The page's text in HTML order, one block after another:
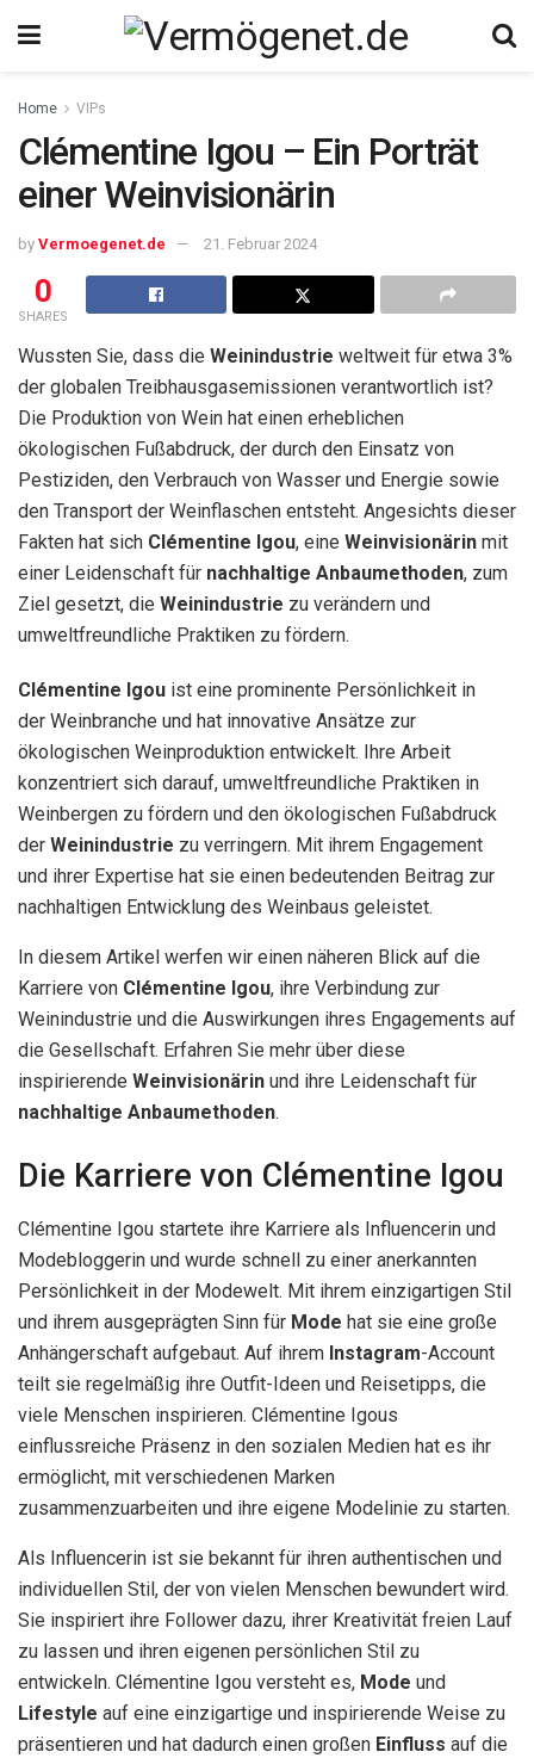
Home VIPs
Clémentine Igou – Ein Porträt
einer Weinvisionärin
by Vermoegenet.de 21. Februar 2024
0
SHARES
Wussten Sie, dass die Weinindustrie weltweit für etwa 3%
der globalen Treibhausgasemissionen verantwortlich ist?
Die Produktion von Wein hat einen erheblichen
ökologischen Fußabdruck, der durch den Einsatz von
Pestiziden, den Verbrauch von Wasser und Energie sowie
den Transport der Weinflaschen entsteht. Angesichts dieser
Fakten hat sich Clémentine Igou, eine Weinvisionärin mit
einer Leidenschaft für nachhaltige Anbaumethoden, zum
Ziel gesetzt, die Weinindustrie zu verändern und
umweltfreundliche Praktiken zu fördern.
Clémentine Igou ist eine prominente Persönlichkeit in
der Weinbranche und hat innovative Ansätze zur
ökologischen Weinproduktion entwickelt. Ihre Arbeit
konzentriert sich darauf, umweltfreundliche Praktiken in
Weinbergen zu fördern und den ökologischen Fußabdruck
der Weinindustrie zu verringern. Mit ihrem Engagement
und ihrer Expertise hat sie einen bedeutenden Beitrag zur
nachhaltigen Entwicklung des Weinbaus geleistet.
In diesem Artikel werfen wir einen näheren Blick auf die
Karriere von Clémentine Igou, ihre Verbindung zur
Weinindustrie und die Auswirkungen ihres Engagements auf
die Gesellschaft. Erfahren Sie mehr über diese
inspirierende Weinvisionärin und ihre Leidenschaft für
nachhaltige Anbaumethoden.
Die Karriere von Clémentine Igou
Clémentine Igou startete ihre Karriere als Influencerin und
Modebloggerin und wurde schnell zu einer anerkannten
Persönlichkeit in der Modewelt. Mit ihrem einzigartigen Stil
und ihrem ausgeprägten Sinn für Mode hat sie eine große
Anhängerschaft aufgebaut. Auf ihrem Instagram-Account
teilt sie regelmäßig ihre Outfit-Ideen und Reisetipps, die
viele Menschen inspirieren. Clémentine Igous
einflussreiche Präsenz in den sozialen Medien hat es ihr
ermöglicht, mit verschiedenen Marken
zusammenzuarbeiten und ihre eigene Modelinie zu starten.
Als Influencerin ist sie bekannt für ihren authentischen und
individuellen Stil, der von vielen Menschen bewundert wird.
Sie inspiriert ihre Follower dazu, ihrer Kreativität freien Lauf
zu lassen und ihren eigenen persönlichen Stil zu
entwickeln. Clémentine Igou versteht es, Mode und
Lifestyle auf eine einzigartige und inspirierende Weise zu
präsentieren und hat dadurch einen großen Einfluss auf die